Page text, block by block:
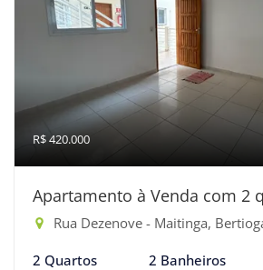
R$ 420.000
Apartamento à Venda com 2
Rua Dezenove - Maitinga,
2 Quartos 2 Banheiros